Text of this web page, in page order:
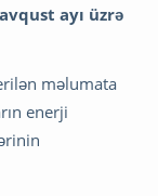
ayı üzrə
məlumata
enerji